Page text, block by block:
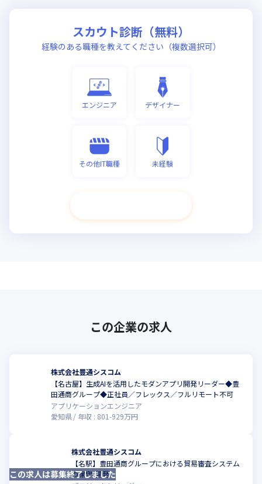
スカウト診断（無料）
経験のある職種を教えてください（複数選択可）
エンジニア デザイナー
その他IT職種 未経験
この企業の求人
株式会社豊通シスコム
【名古屋】生成AIを活用したモダンアプリ開発リーダー◆豊
田通商グループ◆正社員／フレックス／フルリモート不可
アプリケーションエンジニア
愛知県
年収 : 801-929万円
株式会社豊通シスコム
【名駅】豊田通商グループにおける貿易審査システム
の保守/開発
この求人は募集終了しました